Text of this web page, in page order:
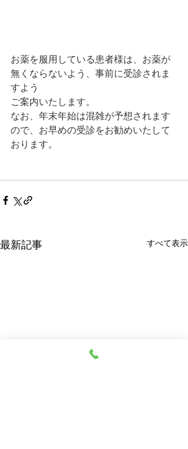
お薬を服用している患者様は、お薬が
無くならないよう、事前に受診されま
すよう
ご案内いたします。
なお、年末年始は混雑が予想されます
ので、お早めの受診をお勧めいたして
おります。
最新記事 すべて表示